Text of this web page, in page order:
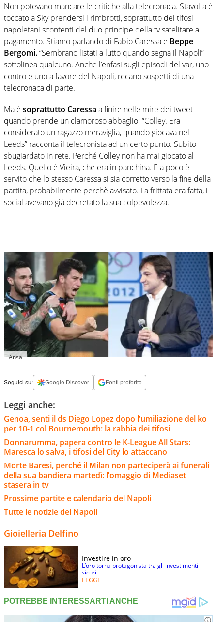
Non potevano mancare le critiche alla telecronaca. Stavolta è
toccato a Sky prendersi i rimbrotti, soprattutto dei tifosi
napoletani scontenti del duo principe della tv satelitare a
pagamento. Stiamo parlando di Fabio Caressa e Beppe
Bergomi.“Sembrano listati a lutto quando segna il Napoli”
sottolinea qualcuno. Anche l’enfasi sugli episodi del var, uno
contro e uno a favore del Napoli, recano sospetti di una
telecronaca di parte.
Ma è soprattutto Caressa a finire nelle mire dei tweet
quando prende un clamoroso abbaglio: “Colley. Era
considerato un ragazzo meraviglia, quando giocava nel
Leeds” racconta il telecronista ad un certo punto. Subito
sbugiardato in rete. Perché Colley non ha mai giocato al
Leeds. Quello è Vieira, che era in panchina. E a poco è
servito che lo stesso Caressa si sia corretto verso la fine della
partita, probabilmente perchè avvisato. La frittata era fatta, i
social avevano già decretato la sua colpevolezza.
Ansa
Seguici su: Google Discover Fonti preferite
Leggi anche:
Genoa, senti il ds Diego Lopez dopo l’umiliazione del ko
per 10-1 col Bournemouth: la rabbia dei tifosi
Donnarumma, papera contro le K-League All Stars:
Maresca lo salva, i tifosi del City lo attaccano
Morte Baresi, perché il Milan non parteciperà ai funerali
della sua bandiera martedì: l’omaggio di Mediaset
stasera in tv
Prossime partite e calendario del Napoli
Tutte le notizie del Napoli
Gioielleria Delfino
Investire in oro
L’oro torna protagonista tra gli investimenti
sicuri
LEGGI